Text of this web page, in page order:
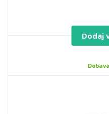
Dodaj